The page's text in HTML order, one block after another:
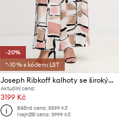
-20%
*-10 % s kódem: LST
Joseph Ribkoff kalhoty se širokými nohavicemi dámské
Aktuální cena:
3199 Kč
Běžná cena:5599 Kč
Nejnižší cena:3999 Kč